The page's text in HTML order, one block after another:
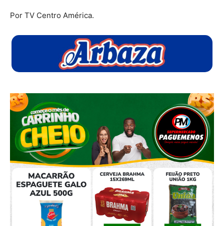
Por TV Centro América.